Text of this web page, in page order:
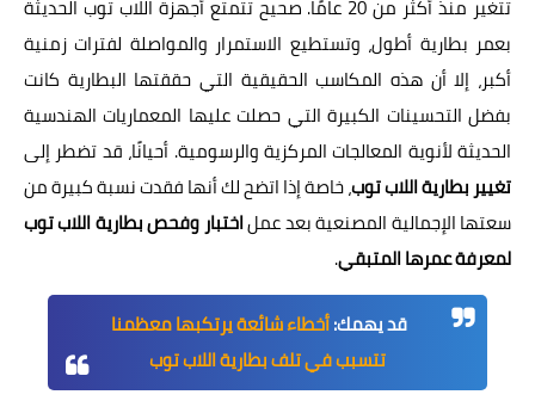
تتغير منذ أكثر من 20 عامًا. صحيح تتمتع أجهزة اللاب توب الحديثة
بعمر بطارية أطول، وتستطيع الاستمرار والمواصلة لفترات زمنية
أكبر، إلا أن هذه المكاسب الحقيقية التي حققتها البطارية كانت
بفضل التحسينات الكبيرة التي حصلت عليها المعماريات الهندسية
الحديثة لأنوية المعالجات المركزية والرسومية. أحيانًا، قد تضطر إلى
تغيير بطارية اللاب توب، خاصة إذا اتضح لك أنها فقدت نسبة كبيرة من
سعتها الإجمالية المصنعية بعد عملاختبار وفحص بطارية اللاب توب
لمعرفة عمرها المتبقي.
قد يهمك:أخطاء شائعة يرتكبها معظمنا
تتسبب في تلف بطارية اللاب توب